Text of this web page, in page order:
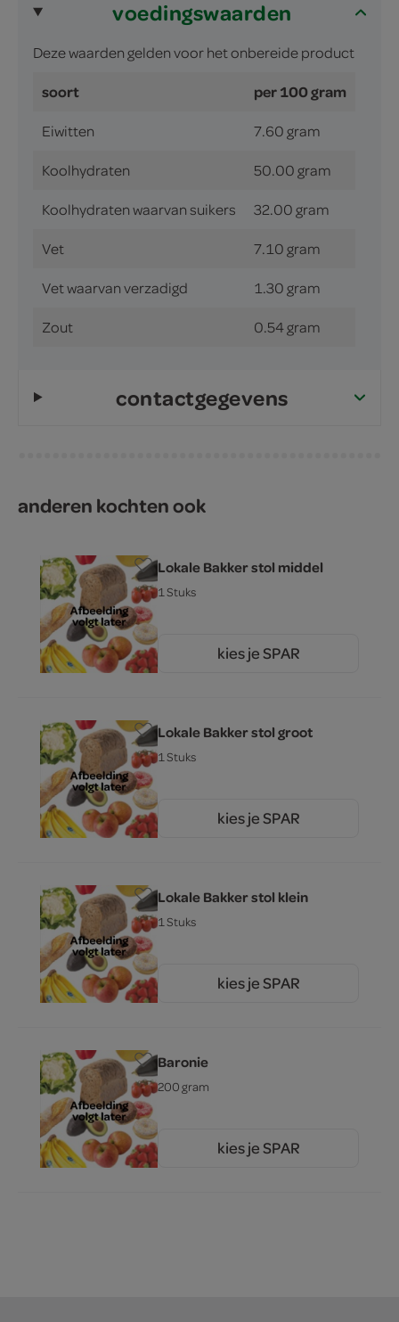
voedingswaarden
Deze waarden gelden voor het onbereide product
soort per 100 gram
Eiwitten 7.60 gram
Koolhydraten 50.00 gram
Koolhydraten waarvan suikers 32.00 gram
Vet 7.10 gram
Vet waarvan verzadigd 1.30 gram
Zout 0.54 gram
contactgegevens
anderen kochten ook
Lokale Bakker stol middel
1 Stuks
kies je SPAR
Lokale Bakker stol groot
1 Stuks
kies je SPAR
Lokale Bakker stol klein
1 Stuks
kies je SPAR
Baronie
200 gram
00kies je SPAR